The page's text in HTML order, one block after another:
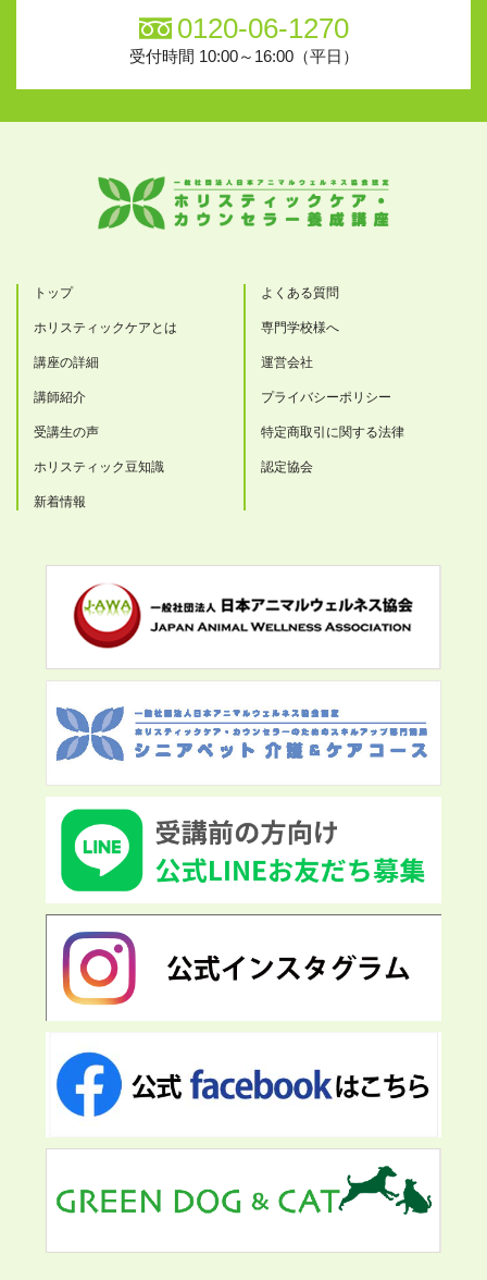
0120-06-1270
受付時間 10:00～16:00（平日）
トップ
ホリスティックケアとは
講座の詳細
講師紹介
受講生の声
ホリスティック豆知識
新着情報
よくある質問
専門学校様へ
運営会社
プライバシーポリシー
特定商取引に関する法律
認定協会